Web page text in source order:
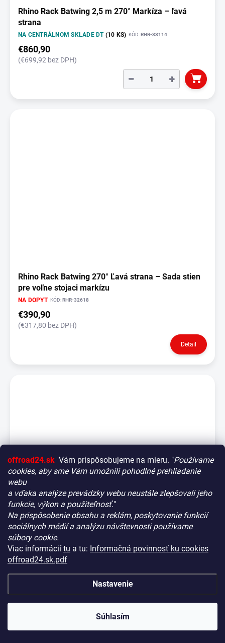
offroad24.sk Vám prispôsobujeme na mieru. "Používame
cookies, aby sme Vám umožnili pohodlné prehliadanie
webu
a vďaka analýze prevádzky webu neustále zlepšovali jeho
funkcie, výkon a použiteľnosť."
Na prispôsobenie obsahu a reklám, poskytovanie funkcií
sociálnych médií a analýzu návštevnosti používame
súbory cookie.
Viac informácií tu a tu: Informačná povinnosť ku cookies
offroad24.sk.pdf
Nastavenie
Súhlasím
Vitajte! Aby bolo hľadanie tých správnych dielov pre vaše
vozidlo čo najrýchlejšie a najpresnejšie, máme pre vás
malý tip:
Začnite výberom vášho vozidla– Týmto krokom si
zaistíte, že uvidíte len kompatibilné produkty.
filtre. Použite ich! Ušetria vám kopu času a pomôžu nájsť
presne to, čo hľadáte, behom sekúnd.
Rhino Rack Batwing 2,5 m 270° Markíza – ľavá
strana
NA CENTRÁLNOM SKLADE DT (10 KS) KÓD:RHR-33114
€860,90
(€699,92 bez DPH)
+
−
Rhino Rack Batwing 270° Ľavá strana – Sada stien
pre voľne stojaci markízu
NA DOPYT KÓD:RHR-32618
€390,90
(€317,80 bez DPH)
Detail
Rhino Rack Batwing 270° Sada bočných stien pre
pravú stranu – voľne stojaca markíza
NA CENTRÁLNOM SKLADE DT